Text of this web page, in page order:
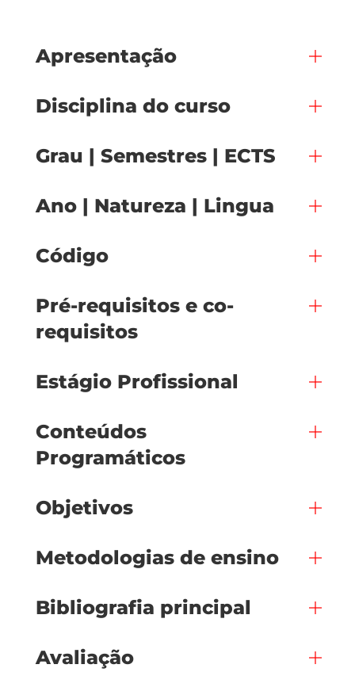
Apresentação
Disciplina do curso
Grau | Semestres | ECTS
Ano | Natureza | Lingua
Código
Pré-requisitos e co-
requisitos
Estágio Profissional
Conteúdos
Programáticos
Objetivos
Metodologias de ensino
Bibliografia principal
Avaliação